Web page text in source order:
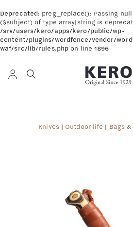
Deprecated: preg_replace(): Passing
($subject) of type array|string is
/srv/users/kero/apps/kero/public/wp-
content/plugins/wordfence/vendor/
waf/src/lib/rules.php on line1896
Knives| Outdoor life | Bags